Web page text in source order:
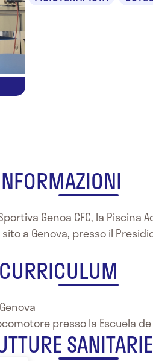
Genoa CFC, la Piscina
a Genova, presso il
CURRICULUM
presso la Escuela de
SANITARIE